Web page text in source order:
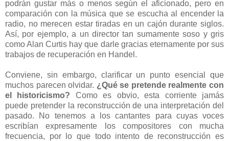
podrán gustar más o menos según el aficionado, pero en
comparación con la música que se escucha al encender la
radio, no merecen estar tiradas en un cajón durante siglos.
Así, por ejemplo, a un director tan sumamente soso y gris
como Alan Curtis hay que darle gracias eternamente por sus
trabajos de recuperación en Handel.
Conviene, sin embargo, clarificar un punto esencial que
muchos parecen olvidar. ¿Qué se pretende realmente con
el historicismo? Como es obvio, esta corriente jamás
puede pretender la reconstrucción de una interpretación del
pasado. No tenemos a los cantantes para cuyas voces
escribían expresamente los compositores con mucha
frecuencia, por lo que todo intento de reconstrucción es